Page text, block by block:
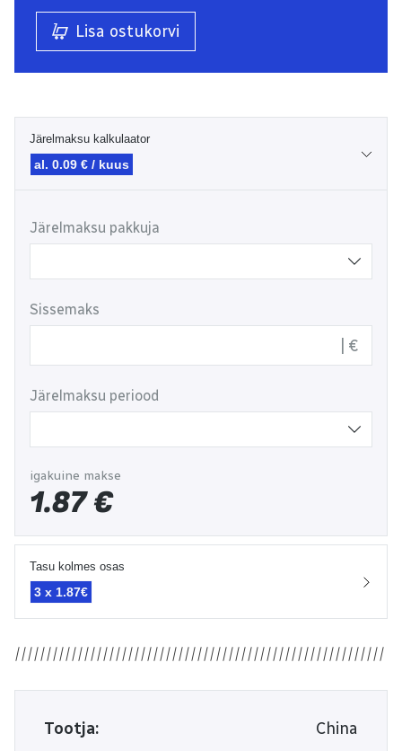
Lisa ostukorvi
Järelmaksu kalkulaator
al. 0.09 € / kuus
Järelmaksu pakkuja
Sissemaks
€
Järelmaksu periood
igakuine makse
1.87€
Tasu kolmes osas
3 x 1.87€
Tootja: China